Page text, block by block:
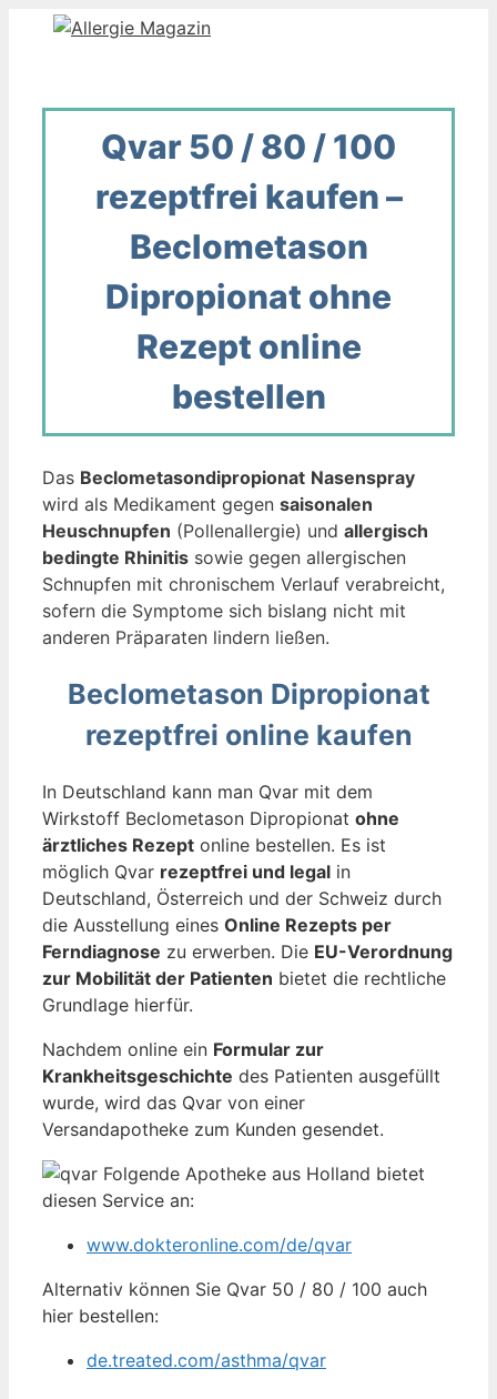
Qvar 50 / 80 / 100
rezeptfrei kaufen –
Beclometason
Dipropionat ohne
Rezept online
bestellen
Das Beclometasondipropionat Nasenspray
wird als Medikament gegen saisonalen
Heuschnupfen (Pollenallergie) und allergisch
bedingte Rhinitis sowie gegen allergischen
Schnupfen mit chronischem Verlauf verabreicht,
sofern die Symptome sich bislang nicht mit
anderen Präparaten lindern ließen.
Beclometason Dipropionat
rezeptfrei online kaufen
In Deutschland kann man Qvar mit dem
Wirkstoff Beclometason Dipropionat ohne
ärztliches Rezept online bestellen. Es ist
möglich Qvar rezeptfrei und legal in
Deutschland, Österreich und der Schweiz durch
die Ausstellung eines Online Rezepts per
Ferndiagnose zu erwerben. Die EU-Verordnung
zur Mobilität der Patienten bietet die rechtliche
Grundlage hierfür.
Nachdem online ein Formular zur
Krankheitsgeschichte des Patienten ausgefüllt
wurde, wird das Qvar von einer
Versandapotheke zum Kunden gesendet.
Folgende Apotheke aus Holland bietet
diesen Service an:
www.dokteronline.com/de/qvar
Alternativ können Sie Qvar 50 / 80 / 100 auch
hier bestellen:
de.treated.com/asthma/qvar